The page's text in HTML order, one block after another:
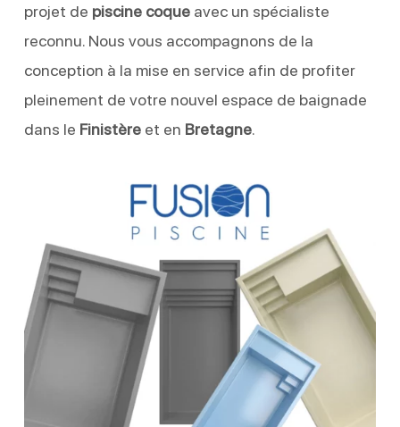
projet de piscine coqueavec un spécialiste
reconnu. Nous vous accompagnons de la
conception à la mise en service afin de profiter
pleinement de votre nouvel espace de baignade
dans le Finistèreet en Bretagne.